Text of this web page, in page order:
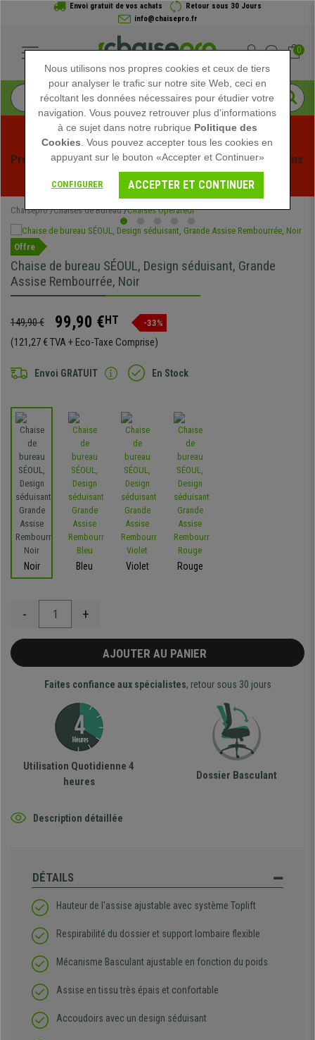
Envoi gratuit de vos achats
Retour sous 30 Jours
info@chaisepro.fr
0
Profitez des soldes d'été chez Chaisepro ! Des réductions
exclusives pour une durée limitée - Voir l'offre
Chaisepro Chaises de Bureau Chaises Opérateur
Offre
Chaise de bureau SÉOUL, Design séduisant, Grande
Assise Rembourrée, Noir
149,90 € 99,90 €HT -33%
(121,27 € TVA + Eco-Taxe Comprise)
Envoi GRATUIT En Stock
Noir Bleu Violet Rouge
- +
AJOUTER AU PANIER
Faites confiance aux spécialistes, retour sous 30 jours
Utilisation Quotidienne 4
heures
Dossier Basculant
Description détaillée
DÉTAILS
Hauteur de l'assise ajustable avec système Toplift
Respirabilité du dossier et support lombaire flexible
Mécanisme Basculant ajustable en fonction du poids
Assise en tissu très épais et confortable
Accoudoirs avec un design séduisant
Nous utilisons nos propres cookies et ceux de tiers
pour analyser le trafic sur notre site Web, ceci en
récoltant les données nécessaires pour étudier votre
navigation. Vous pouvez retrouver plus d'informations
à ce sujet dans notre rubrique Politique des
Cookies . Vous pouvez accepter tous les cookies en
appuyant sur le bouton «Accepter et Continuer»
CONFIGURER ACCEPTER ET CONTINUER